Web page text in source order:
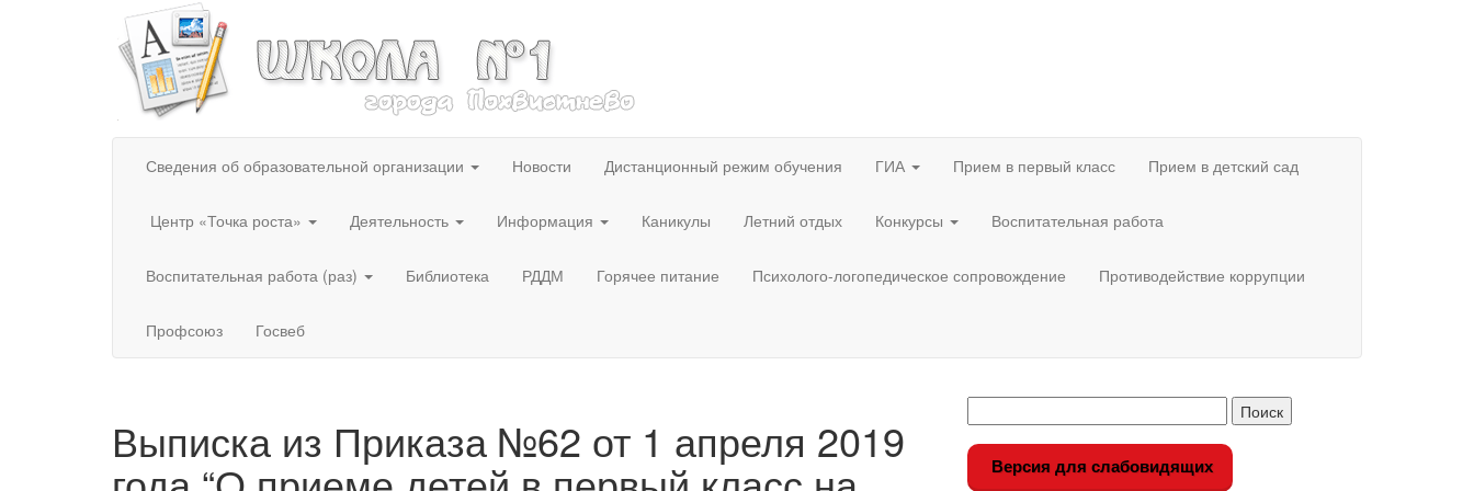
Сведения об образовательной организации Новости Дистанционный режим обучения ГИА Прием в первый класс Прием в детский сад
Центр «Точка роста» Деятельность Информация Каникулы Летний отдых Конкурсы Воспитательная работа
Воспитательная работа (раз) Библиотека РДДМ Горячее питание Психолого-логопедическое сопровождение Противодействие коррупции
Профсоюз Госвеб
Выписка из Приказа №62 от 1 апреля 2019 Версия для слабовидящих